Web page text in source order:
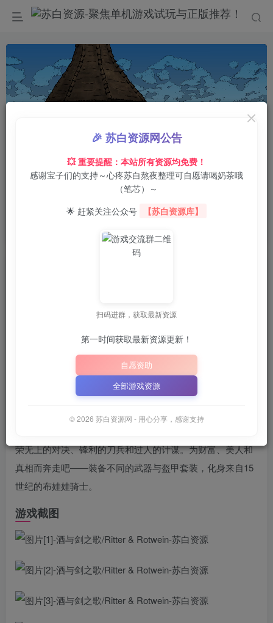
00:00/01:29 speed
电脑游戏 动作冒险 正文
📋 点击复制密码 XDGAME
WWW.XDGAME.COM
荣无上的对决、锋利的刀兵和过人的计谋。为财富、美人和
真相而奔走吧——装备不同的武器与盔甲套装，化身来自15
世纪的布娃娃骑士。
游戏截图
🎉 苏白资源网公告
💥 重要提醒：本站所有资源均免费！
感谢宝子们的支持～心疼苏白熬夜整理可自愿请喝奶茶哦
（笔芯）～
🌟 赶紧关注公众号
【苏白资源库】
扫码进群，获取最新资源
第一时间获取最新资源更新！
自愿资助
全部游戏资源
© 2026 苏白资源网 - 用心分享，感谢支持